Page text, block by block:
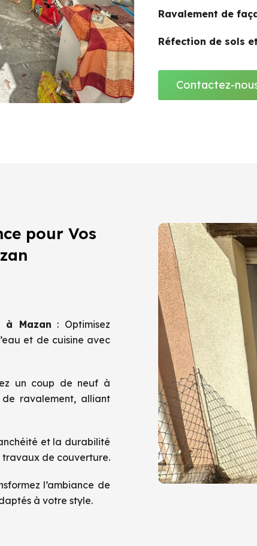
Ravalement de
Réfection de sols
Contactez-
pour Vos
à Mazan : Optimisez
et de cuisine avec
un coup de neuf à
ravalement, alliant
et la durabilité
de couverture.
l’ambiance de
à votre style.